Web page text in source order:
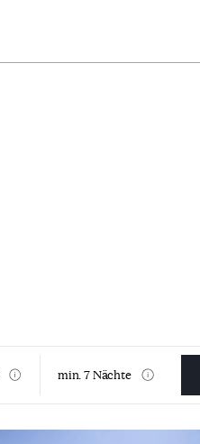
min. 7 Nächte